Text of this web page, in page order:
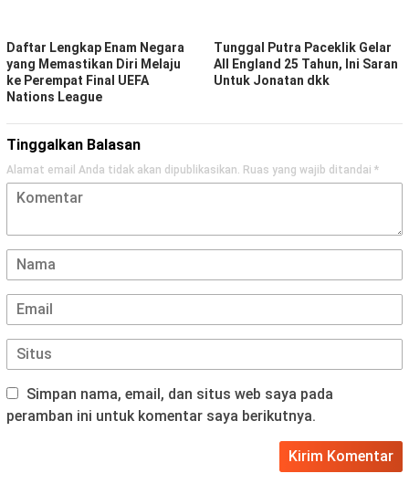
Daftar Lengkap Enam Negara
yang Memastikan Diri Melaju
ke Perempat Final UEFA
Nations League
Tunggal Putra Paceklik Gelar
All England 25 Tahun, Ini Saran
Untuk Jonatan dkk
Tinggalkan Balasan
Alamat email Anda tidak akan dipublikasikan. Ruas yang wajib ditandai *
Simpan nama, email, dan situs web saya pada
peramban ini untuk komentar saya berikutnya.